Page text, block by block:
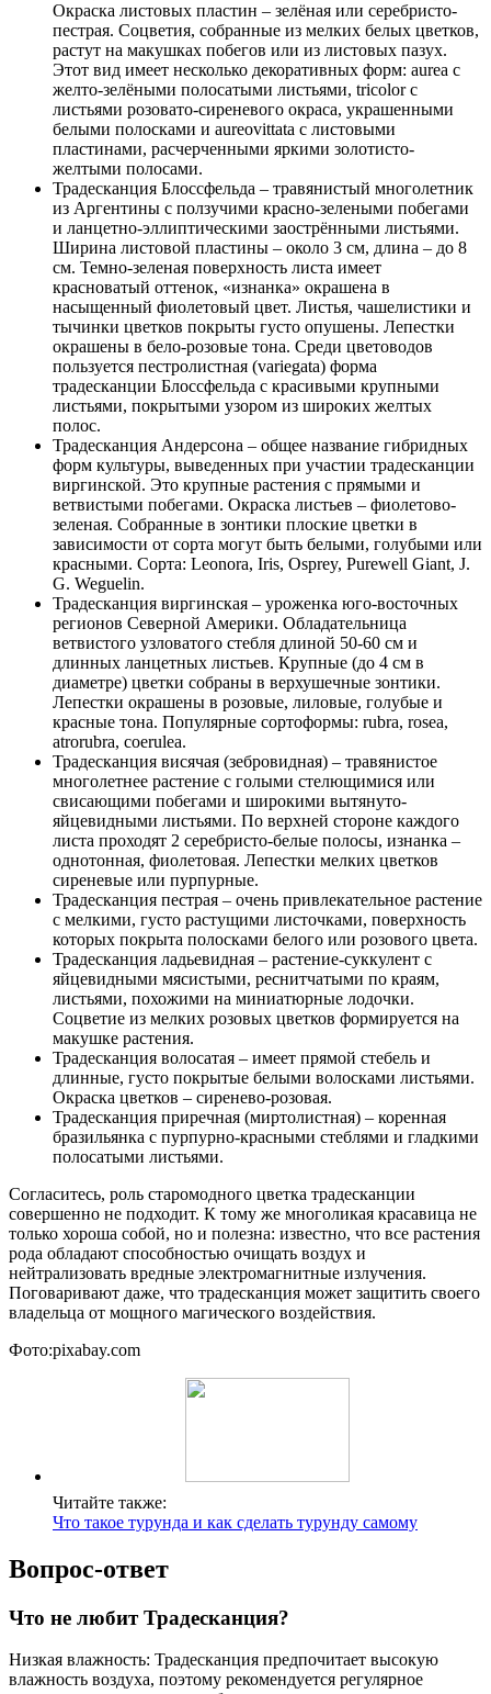
Окраска листовых пластин – зелёная или серебристо-
пестрая. Соцветия, собранные из мелких белых цветков,
растут на макушках побегов или из листовых пазух.
Этот вид имеет несколько декоративных форм: aurea с
желто-зелёными полосатыми листьями, tricolor с
листьями розовато-сиреневого окраса, украшенными
белыми полосками и aureovittata с листовыми
пластинами, расчерченными яркими золотисто-
желтыми полосами.
Традесканция Блоссфельда – травянистый многолетник
из Аргентины с ползучими красно-зелеными побегами
и ланцетно-эллиптическими заострёнными листьями.
Ширина листовой пластины – около 3 см, длина – до 8
см. Темно-зеленая поверхность листа имеет
красноватый оттенок, «изнанка» окрашена в
насыщенный фиолетовый цвет. Листья, чашелистики и
тычинки цветков покрыты густо опушены. Лепестки
окрашены в бело-розовые тона. Среди цветоводов
пользуется пестролистная (variegata) форма
традесканции Блоссфельда с красивыми крупными
листьями, покрытыми узором из широких желтых
полос.
Традесканция Андерсона – общее название гибридных
форм культуры, выведенных при участии традесканции
виргинской. Это крупные растения с прямыми и
ветвистыми побегами. Окраска листьев – фиолетово-
зеленая. Собранные в зонтики плоские цветки в
зависимости от сорта могут быть белыми, голубыми или
красными. Сорта: Leonora, Iris, Osprey, Purewell Giant, J.
G. Weguelin.
Традесканция виргинская – уроженка юго-восточных
регионов Северной Америки. Обладательница
ветвистого узловатого стебля длиной 50-60 см и
длинных ланцетных листьев. Крупные (до 4 см в
диаметре) цветки собраны в верхушечные зонтики.
Лепестки окрашены в розовые, лиловые, голубые и
красные тона. Популярные сортоформы: rubra, rosea,
atrorubra, coerulea.
Традесканция висячая (зебровидная) – травянистое
многолетнее растение с голыми стелющимися или
свисающими побегами и широкими вытянуто-
яйцевидными листьями. По верхней стороне каждого
листа проходят 2 серебристо-белые полосы, изнанка –
однотонная, фиолетовая. Лепестки мелких цветков
сиреневые или пурпурные.
Традесканция пестрая – очень привлекательное растение
с мелкими, густо растущими листочками, поверхность
которых покрыта полосками белого или розового цвета.
Традесканция ладьевидная – растение-суккулент с
яйцевидными мясистыми, реснитчатыми по краям,
листьями, похожими на миниатюрные лодочки.
Соцветие из мелких розовых цветков формируется на
макушке растения.
Традесканция волосатая – имеет прямой стебель и
длинные, густо покрытые белыми волосками листьями.
Окраска цветков – сиренево-розовая.
Традесканция приречная (миртолистная) – коренная
бразильянка с пурпурно-красными стеблями и гладкими
полосатыми листьями.
Согласитесь, роль старомодного цветка традесканции
совершенно не подходит. К тому же многоликая красавица не
только хороша собой, но и полезна: известно, что все растения
рода обладают способностью очищать воздух и
нейтрализовать вредные электромагнитные излучения.
Поговаривают даже, что традесканция может защитить своего
владельца от мощного магического воздействия.
Фото:pixabay.com
Читайте также:
Что такое турунда и как сделать турунду самому
Вопрос-ответ
Что не любит Традесканция?
Низкая влажность: Традесканция предпочитает высокую
влажность воздуха, поэтому рекомендуется регулярное